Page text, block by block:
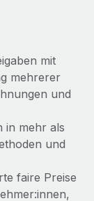
mit
mehrerer
und
in mehr als
und
faire Preise